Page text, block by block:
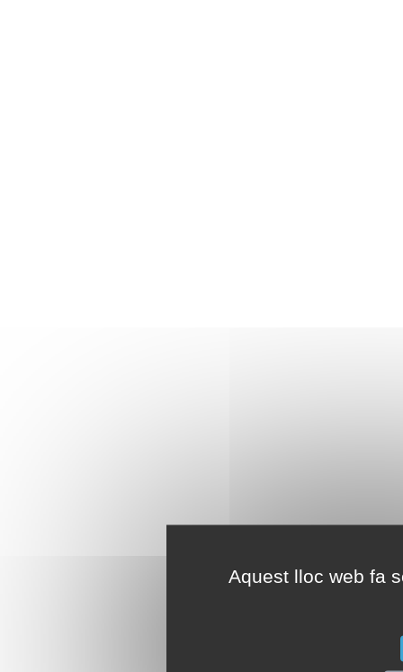
Aquest lloc web fa